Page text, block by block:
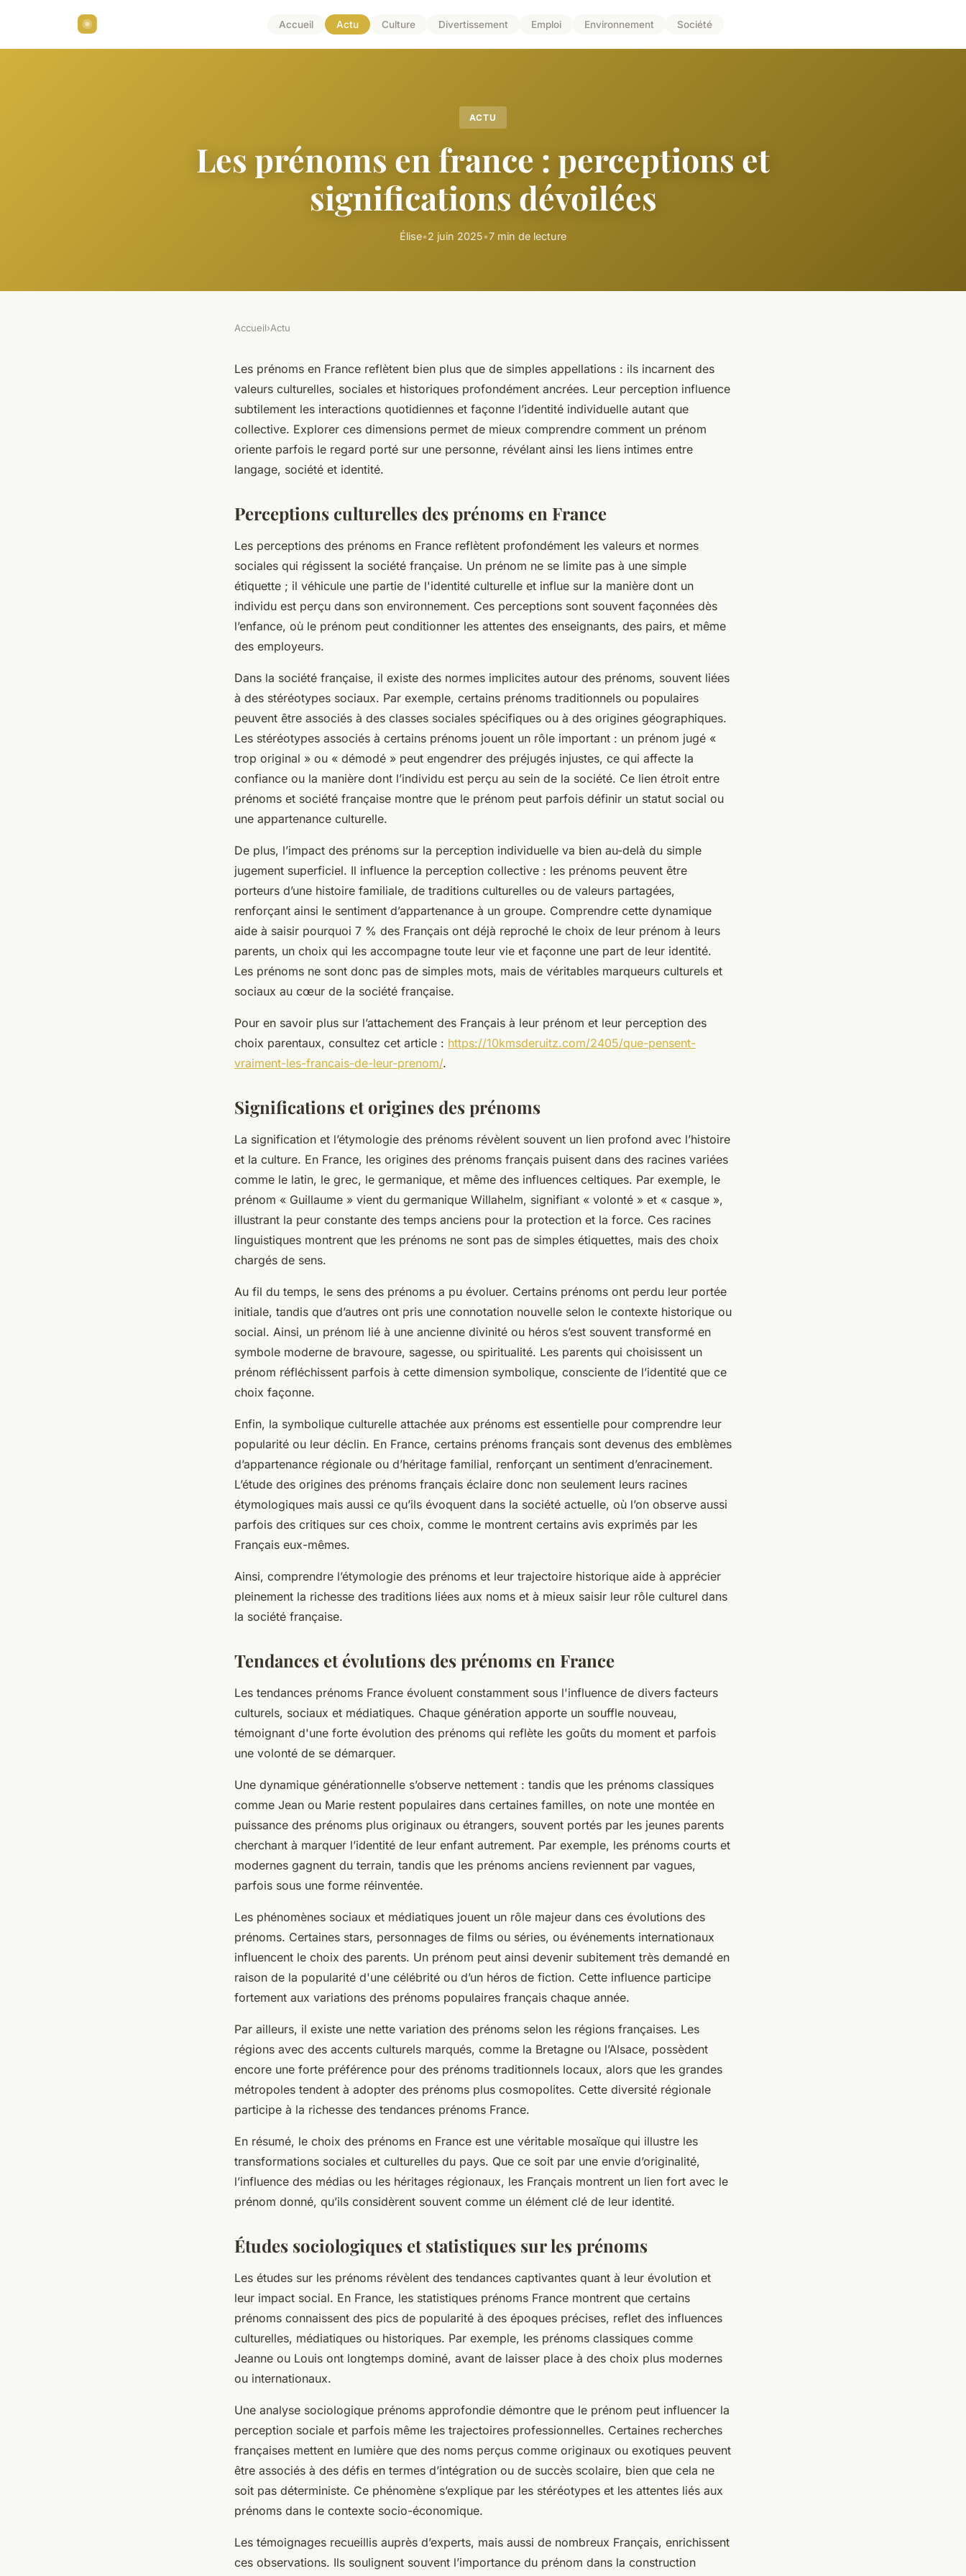
Accueil Actu Culture Divertissement Emploi Environnement Société
ACTU
Les prénoms en france : perceptions et
significations dévoilées
Élise•2 juin 2025•7 min de lecture
Accueil›Actu
Les prénoms en France reflètent bien plus que de simples appellations : ils incarnent des
valeurs culturelles, sociales et historiques profondément ancrées. Leur perception influence
subtilement les interactions quotidiennes et façonne l’identité individuelle autant que
collective. Explorer ces dimensions permet de mieux comprendre comment un prénom
oriente parfois le regard porté sur une personne, révélant ainsi les liens intimes entre
langage, société et identité.
Perceptions culturelles des prénoms en France
Les perceptions des prénoms en France reflètent profondément les valeurs et normes
sociales qui régissent la société française. Un prénom ne se limite pas à une simple
étiquette ; il véhicule une partie de l'identité culturelle et influe sur la manière dont un
individu est perçu dans son environnement. Ces perceptions sont souvent façonnées dès
l’enfance, où le prénom peut conditionner les attentes des enseignants, des pairs, et même
des employeurs.
Dans la société française, il existe des normes implicites autour des prénoms, souvent liées
à des stéréotypes sociaux. Par exemple, certains prénoms traditionnels ou populaires
peuvent être associés à des classes sociales spécifiques ou à des origines géographiques.
Les stéréotypes associés à certains prénoms jouent un rôle important : un prénom jugé «
trop original » ou « démodé » peut engendrer des préjugés injustes, ce qui affecte la
confiance ou la manière dont l’individu est perçu au sein de la société. Ce lien étroit entre
prénoms et société française montre que le prénom peut parfois définir un statut social ou
une appartenance culturelle.
De plus, l’impact des prénoms sur la perception individuelle va bien au-delà du simple
jugement superficiel. Il influence la perception collective : les prénoms peuvent être
porteurs d’une histoire familiale, de traditions culturelles ou de valeurs partagées,
renforçant ainsi le sentiment d’appartenance à un groupe. Comprendre cette dynamique
aide à saisir pourquoi 7 % des Français ont déjà reproché le choix de leur prénom à leurs
parents, un choix qui les accompagne toute leur vie et façonne une part de leur identité.
Les prénoms ne sont donc pas de simples mots, mais de véritables marqueurs culturels et
sociaux au cœur de la société française.
Pour en savoir plus sur l’attachement des Français à leur prénom et leur perception des
choix parentaux, consultez cet article : https://10kmsderuitz.com/2405/que-pensent-
vraiment-les-francais-de-leur-prenom/.
Significations et origines des prénoms
La signification et l’étymologie des prénoms révèlent souvent un lien profond avec l’histoire
et la culture. En France, les origines des prénoms français puisent dans des racines variées
comme le latin, le grec, le germanique, et même des influences celtiques. Par exemple, le
prénom « Guillaume » vient du germanique Willahelm, signifiant « volonté » et « casque »,
illustrant la peur constante des temps anciens pour la protection et la force. Ces racines
linguistiques montrent que les prénoms ne sont pas de simples étiquettes, mais des choix
chargés de sens.
Au fil du temps, le sens des prénoms a pu évoluer. Certains prénoms ont perdu leur portée
initiale, tandis que d’autres ont pris une connotation nouvelle selon le contexte historique ou
social. Ainsi, un prénom lié à une ancienne divinité ou héros s’est souvent transformé en
symbole moderne de bravoure, sagesse, ou spiritualité. Les parents qui choisissent un
prénom réfléchissent parfois à cette dimension symbolique, consciente de l’identité que ce
choix façonne.
Enfin, la symbolique culturelle attachée aux prénoms est essentielle pour comprendre leur
popularité ou leur déclin. En France, certains prénoms français sont devenus des emblèmes
d’appartenance régionale ou d’héritage familial, renforçant un sentiment d’enracinement.
L’étude des origines des prénoms français éclaire donc non seulement leurs racines
étymologiques mais aussi ce qu’ils évoquent dans la société actuelle, où l’on observe aussi
parfois des critiques sur ces choix, comme le montrent certains avis exprimés par les
Français eux-mêmes.
Ainsi, comprendre l’étymologie des prénoms et leur trajectoire historique aide à apprécier
pleinement la richesse des traditions liées aux noms et à mieux saisir leur rôle culturel dans
la société française.
Tendances et évolutions des prénoms en France
Les tendances prénoms France évoluent constamment sous l'influence de divers facteurs
culturels, sociaux et médiatiques. Chaque génération apporte un souffle nouveau,
témoignant d'une forte évolution des prénoms qui reflète les goûts du moment et parfois
une volonté de se démarquer.
Une dynamique générationnelle s’observe nettement : tandis que les prénoms classiques
comme Jean ou Marie restent populaires dans certaines familles, on note une montée en
puissance des prénoms plus originaux ou étrangers, souvent portés par les jeunes parents
cherchant à marquer l’identité de leur enfant autrement. Par exemple, les prénoms courts et
modernes gagnent du terrain, tandis que les prénoms anciens reviennent par vagues,
parfois sous une forme réinventée.
Les phénomènes sociaux et médiatiques jouent un rôle majeur dans ces évolutions des
prénoms. Certaines stars, personnages de films ou séries, ou événements internationaux
influencent le choix des parents. Un prénom peut ainsi devenir subitement très demandé en
raison de la popularité d'une célébrité ou d’un héros de fiction. Cette influence participe
fortement aux variations des prénoms populaires français chaque année.
Par ailleurs, il existe une nette variation des prénoms selon les régions françaises. Les
régions avec des accents culturels marqués, comme la Bretagne ou l’Alsace, possèdent
encore une forte préférence pour des prénoms traditionnels locaux, alors que les grandes
métropoles tendent à adopter des prénoms plus cosmopolites. Cette diversité régionale
participe à la richesse des tendances prénoms France.
En résumé, le choix des prénoms en France est une véritable mosaïque qui illustre les
transformations sociales et culturelles du pays. Que ce soit par une envie d’originalité,
l’influence des médias ou les héritages régionaux, les Français montrent un lien fort avec le
prénom donné, qu’ils considèrent souvent comme un élément clé de leur identité.
Études sociologiques et statistiques sur les prénoms
Les études sur les prénoms révèlent des tendances captivantes quant à leur évolution et
leur impact social. En France, les statistiques prénoms France montrent que certains
prénoms connaissent des pics de popularité à des époques précises, reflet des influences
culturelles, médiatiques ou historiques. Par exemple, les prénoms classiques comme
Jeanne ou Louis ont longtemps dominé, avant de laisser place à des choix plus modernes
ou internationaux.
Une analyse sociologique prénoms approfondie démontre que le prénom peut influencer la
perception sociale et parfois même les trajectoires professionnelles. Certaines recherches
françaises mettent en lumière que des noms perçus comme originaux ou exotiques peuvent
être associés à des défis en termes d’intégration ou de succès scolaire, bien que cela ne
soit pas déterministe. Ce phénomène s’explique par les stéréotypes et les attentes liés aux
prénoms dans le contexte socio-économique.
Les témoignages recueillis auprès d’experts, mais aussi de nombreux Français, enrichissent
ces observations. Ils soulignent souvent l’importance du prénom dans la construction